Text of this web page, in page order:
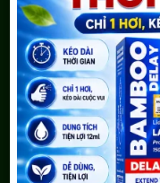
Shop Người Lớn 37
Sản phẩm chính
nhanh chóng – bảo
và toàn quốc.
Cơ sở 1:290 Võ